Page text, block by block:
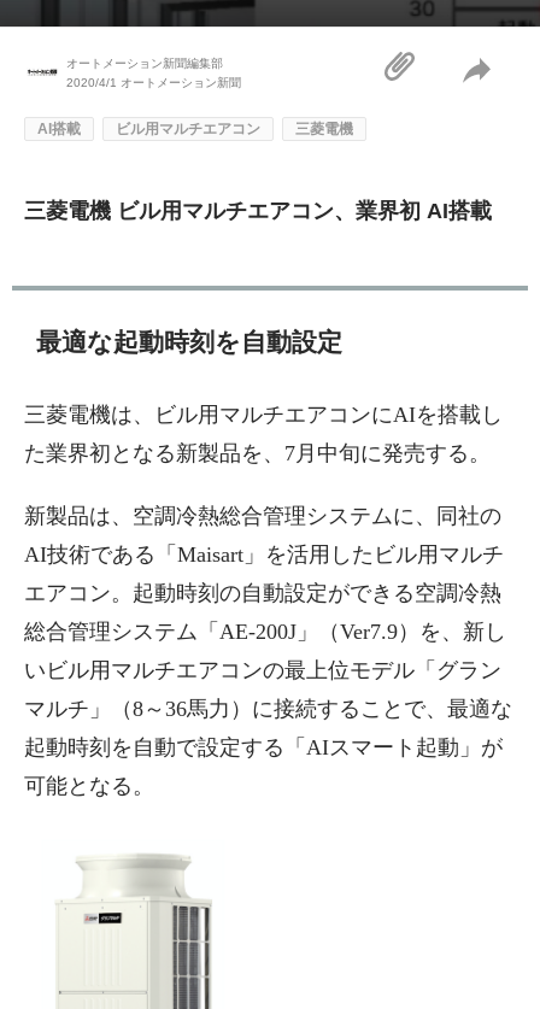
オートメーション新聞編集部
2020/4/1 オートメーション新聞
AI搭載 ビル用マルチエアコン 三菱電機
三菱電機 ビル用マルチエアコン、業界初 AI搭載
最適な起動時刻を自動設定
三菱電機は、ビル用マルチエアコンにAIを搭載し
た業界初となる新製品を、7月中旬に発売する。
新製品は、空調冷熱総合管理システムに、同社の
AI技術である「Maisart」を活用したビル用マルチ
エアコン。起動時刻の自動設定ができる空調冷熱
総合管理システム「AE-200J」（Ver7.9）を、新し
いビル用マルチエアコンの最上位モデル「グラン
マルチ」（8～36馬力）に接続することで、最適な
起動時刻を自動で設定する「AIスマート起動」が
可能となる。